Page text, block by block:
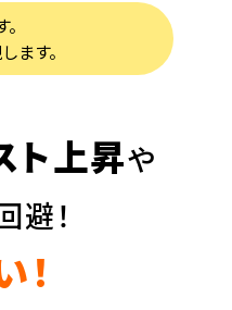
ます。
ト上昇や
避！
！